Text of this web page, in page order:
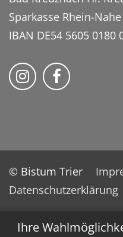
Ihre
Sparkasse Rhein-Nahe
IBAN DE54 5605 0180
Bistum Trier auf
Bistum
© Bistum Trier
Datenschutzerklärung